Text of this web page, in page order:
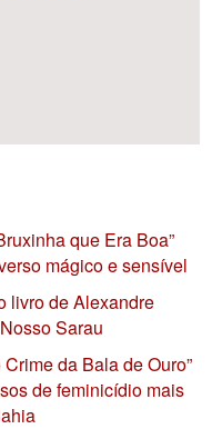
que Era Boa”
mágico e sensível
livro de Alexandre
Sarau
da Bala de Ouro”
de feminicídio mais